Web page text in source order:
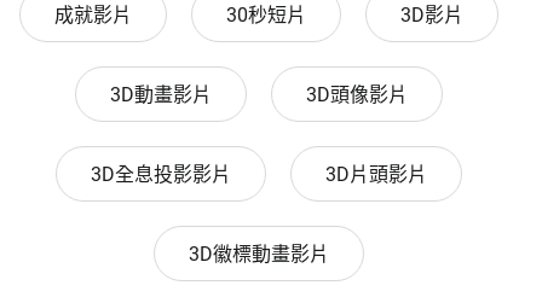
成就影片 30秒短片 3D影片
3D動畫影片 3D頭像影片
3D全息投影影片 3D片頭影片
3D徽標動畫影片